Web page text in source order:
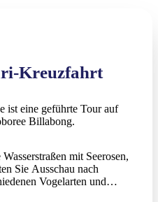
Kreuzfahrt
ist eine geführte Tour auf
Billabong.
mit Seerosen,
Sie Ausschau nach
Vogelarten und